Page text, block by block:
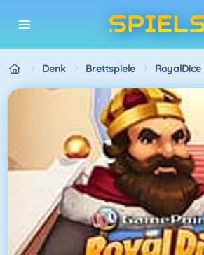
Denk Brettspiele